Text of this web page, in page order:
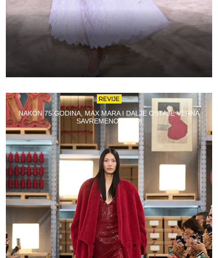
REVIJE
NAKON 75 GODINA, MAX MARA I DALJE OSTAJE VERNA
SAVREMENOJ MODI